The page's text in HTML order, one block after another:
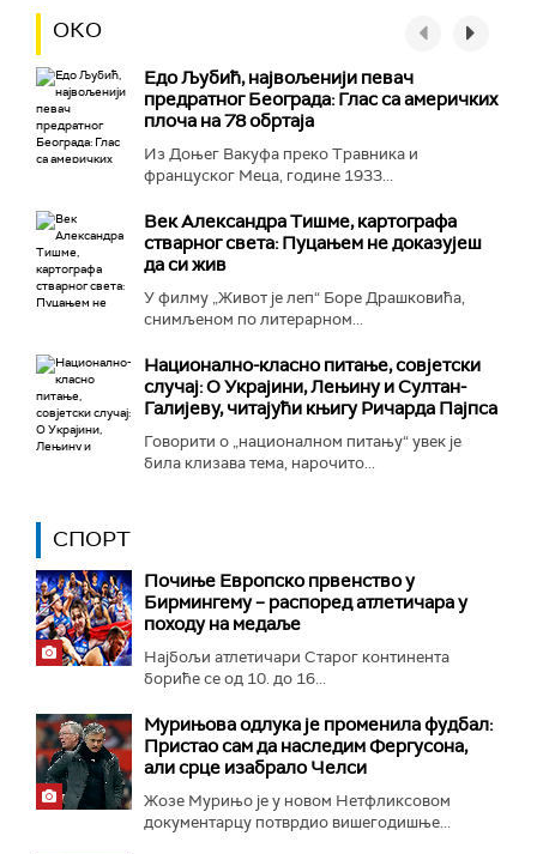
ОКО
Едо Љубић, највољенији певач
предратног Београда: Глас са америчких
плоча на 78 обртаја
Из Доњег Вакуфа преко Травника и
француског Меца, године 1933...
Век Александра Тишме, картографа
стварног света: Пуцањем не доказујеш
да си жив
У филму „Живот је леп“ Боре Драшковића,
снимљеном по литерарном...
Национално-класнo питање, совјетски
случај: О Украјини, Лењину и Султан-
Галијеву, читајући књигу Ричарда Пајпса
Говорити о „националном питању“ увек је
била клизава тема, нарочито...
СПОРТ
Почиње Европско првенство у
Бирмингему – распоред атлетичара у
походу на медаље
Најбољи атлетичари Старог континента
бориће се од 10. до 16...
Мурињова одлука је променила фудбал:
Пристао сам да наследим Фергусона,
али срце изабрало Челси
Жозе Мурињо је у новом Нетфликсовом
документарцу потврдио вишегодишње...